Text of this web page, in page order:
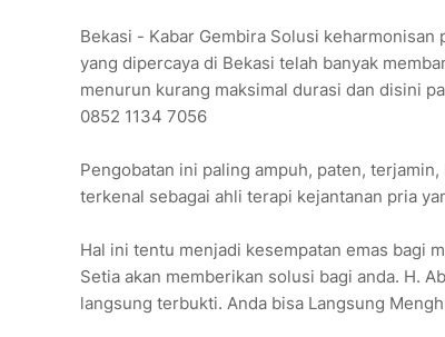
Bekasi - Kabar Gembira Solusi
yang dipercaya di Bekasi telah banyak
menurun kurang maksimal durasi dan disini
0852 1134 7056
Pengobatan ini paling ampuh, paten,
terkenal sebagai ahli terapi kejantanan pria
Hal ini tentu menjadi kesempatan emas bagi
Setia akan memberikan solusi bagi anda. H.
langsung terbukti. Anda bisa Langsung